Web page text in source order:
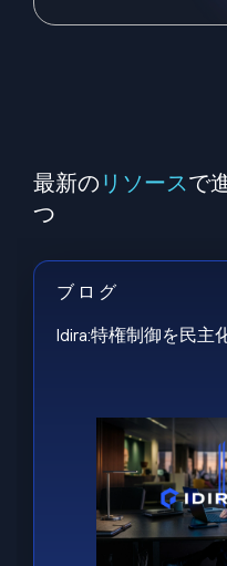
最新の リソースで
つ
ブログ
Idira:特権制御を民主